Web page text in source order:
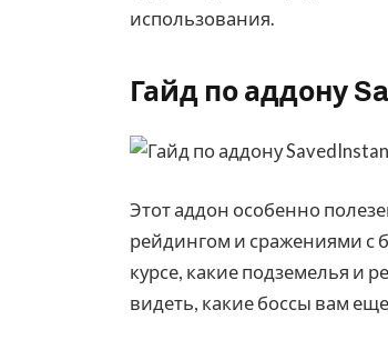
использования.
Гайд по аддону
Этот аддон особенно
рейдингом и сражениями с
курсе, какие подземелья и
видеть, какие боссы вам